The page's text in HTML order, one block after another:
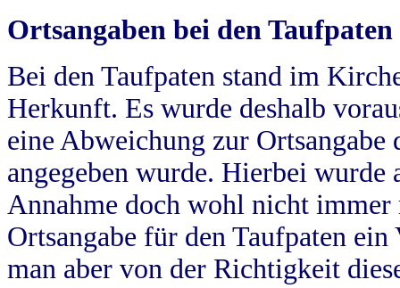
Ortsangaben bei den Taufpaten
Bei den Taufpaten stand im
Herkunft. Es wurde deshalb
eine Abweichung zur
angegeben wurde. Hierbei wurde
Annahme doch wohl nicht
Ortsangabe für den Taufpaten
man aber von der Richtigkeit